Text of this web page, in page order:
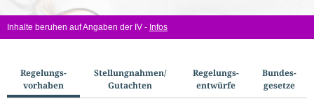
Inhalte beruhen auf Angaben der IV - Infos
u
Regelungs­
vorhaben
Stellungnahmen/​
Gutachten
Regelungs­
entwürfe
Bundes­
gesetze